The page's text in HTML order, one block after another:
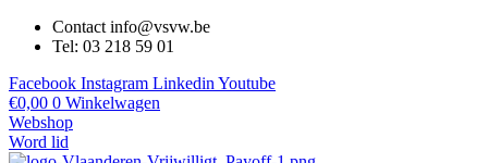
Contact info@vsvw.be
Tel: 03 218 59 01
Facebook Instagram Linkedin Youtube
€0,00 0 Winkelwagen
Webshop
Word lid